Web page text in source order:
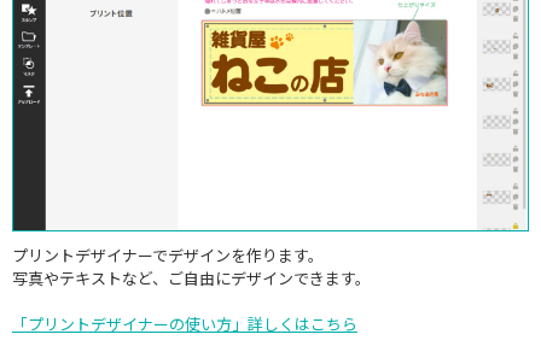
プリントデザイナーでデザインを作ります。
写真やテキストなど、ご自由にデザインできます。
「プリントデザイナーの使い方」詳しくはこちら